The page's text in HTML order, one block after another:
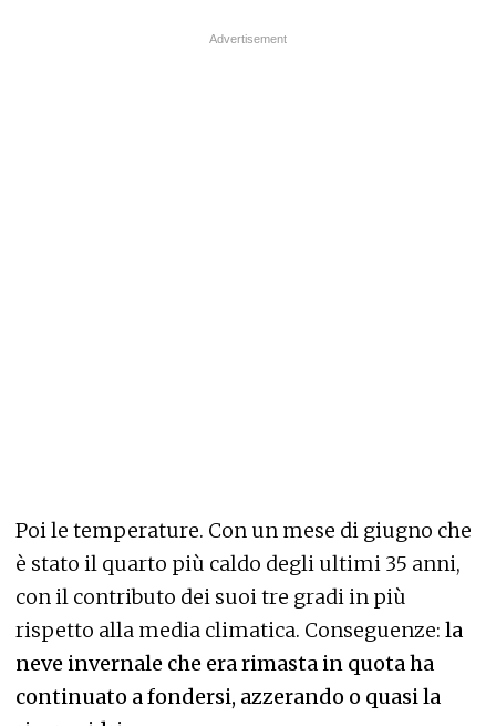
Poi le temperature. Con un mese di giugno che
è stato il quarto più caldo degli ultimi 35 anni,
con il contributo dei suoi tre gradi in più
rispetto alla media climatica. Conseguenze: la
neve invernale che era rimasta in quota ha
continuato a fondersi, azzerando o quasi la